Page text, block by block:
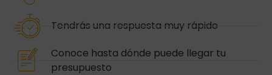
Tendrás una respuesta muy rápido
Conoce hasta dónde puede llegar tu
presupuesto